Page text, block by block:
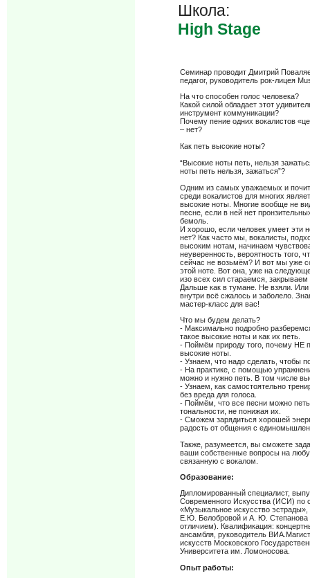
Школа:
High Stage
Семинар проводит Дмитрий
педагог, руководитель рок-лицея
На что способен голос человека?
Какой силой обладает этот
инструмент коммуникации?
Почему пение одних вокалистов
– нет?
Как петь высокие ноты?
“Высокие ноты петь, нельзя
ноты петь нельзя, зажаться”?
Одним из самых уважаемых и
среди вокалистов для многих
высокие ноты. Многие вообще не
песне, если в ней нет
бемоль.
И хорошо, если человек умеет эти
нет? Как часто мы, вокалисты,
высоким нотам, начинаем
неуверенность, вероятность того,
сейчас не возьмём? И вот мы уже
этой ноте. Вот она, уже на
изо всех сил стараемся,
Дальше как в тумане. Не взяли. Или
внутри всё сжалось и заболело.
мастер-класс для вас!
Что мы будем делать?
- Максимально подробно
такое высокие ноты и как их петь.
- Поймём природу того, почему НЕ
высокие ноты.
- Узнаем, что надо сделать, чтобы
- На практике, с помощью
можно и нужно петь. В том числе
- Узнаем, как самостоятельно
без вреда для голоса.
- Поймём, что все песни можно
тональности, не понижая их.
- Сможем зарядиться хорошей
радость от общения с
Также, разумеется, вы сможете
ваши собственные вопросы на
связанную с вокалом.
Образование:
Дипломированный специалист,
Современного Искусства (ИСИ) по
«Музыкальное искусство эстрады»,
Е.Ю. Белобровой и А. Ю. Степанова
отличием). Квалификация:
ансамбля, руководитель
искусств Московского
Университета им. Ломоносова.
Опыт работы: